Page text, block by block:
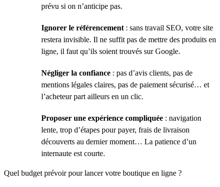
prévu si on n’anticipe pas.
Ignorer le référencement : sans travail SEO, votre site
restera invisible. Il ne suffit pas de mettre des produits en
ligne, il faut qu’ils soient trouvés sur Google.
Négliger la confiance : pas d’avis clients, pas de
mentions légales claires, pas de paiement sécurisé… et
l’acheteur part ailleurs en un clic.
Proposer une expérience compliquée : navigation
lente, trop d’étapes pour payer, frais de livraison
découverts au dernier moment… La patience d’un
internaute est courte.
Quel budget prévoir pour lancer votre boutique en ligne ?